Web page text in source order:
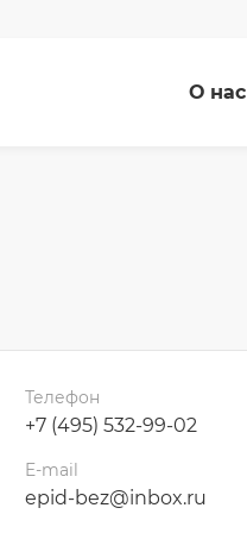
О нас
Телефон
+7 (495) 532-99-02
E-mail
epid-bez@inbox.ru